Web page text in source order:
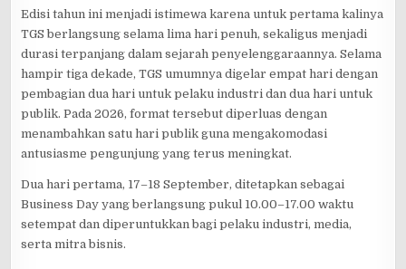
Edisi tahun ini menjadi istimewa karena untuk pertama kalinya
TGS berlangsung selama lima hari penuh, sekaligus menjadi
durasi terpanjang dalam sejarah penyelenggaraannya. Selama
hampir tiga dekade, TGS umumnya digelar empat hari dengan
pembagian dua hari untuk pelaku industri dan dua hari untuk
publik. Pada 2026, format tersebut diperluas dengan
menambahkan satu hari publik guna mengakomodasi
antusiasme pengunjung yang terus meningkat.
Dua hari pertama, 17–18 September, ditetapkan sebagai
Business Day yang berlangsung pukul 10.00–17.00 waktu
setempat dan diperuntukkan bagi pelaku industri, media,
serta mitra bisnis.